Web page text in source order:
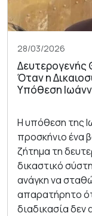
28/03/2026
Δευτερογενής
Όταν η
Υπόθεση
Η υπόθεση της
προσκήνιο ένα
ζήτημα τη
δικαστικό
ανάγκη να
απαρατήρητο
διαδικασία δεν